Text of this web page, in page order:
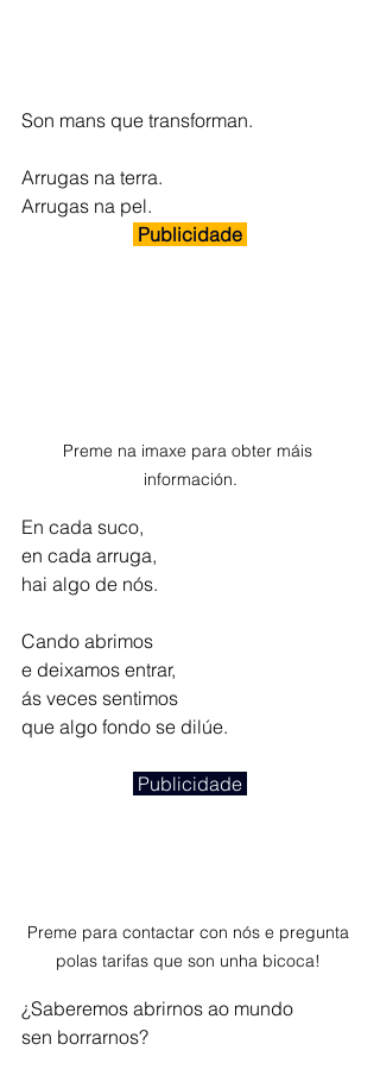
Son mans que transforman.
Arrugas na terra.
Arrugas na pel.
Publicidade
Preme na imaxe para obter máis
información.
En cada suco,
en cada arruga,
hai algo de nós.
Cando abrimos
e deixamos entrar,
ás veces sentimos
que algo fondo se dilúe.
Publicidade
Preme para contactar con nós e pregunta
polas tarifas que son unha bicoca!
¿Saberemos abrirnos ao mundo
sen borrarnos?